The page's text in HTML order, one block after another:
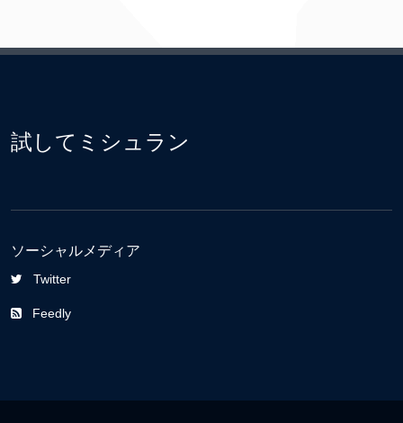
試してミシュラン
ソーシャルメディア
Twitter
Feedly